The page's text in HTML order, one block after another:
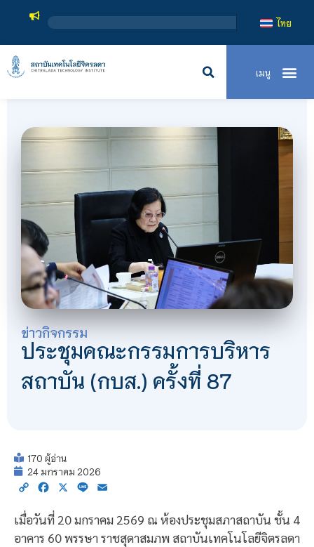
สถาบันเทคโน
ไทย
ข่าวกิจกรรม
ประชุมคณะกรรมการบริหาร
สถาบัน (กบส.) ครั้งที่ 87
170 ผู้อ่าน
24 มกราคม 2026
Copy Facebook
X Line
เมื่อวันที่ 20 มกราคม 2569 ณ ห้องประชุมสภาสถาบัน ชั้น 4
อาคาร 60 พรรษา ราชสุดาสมภพ สถาบันเทคโนโลยีจิตรลดา